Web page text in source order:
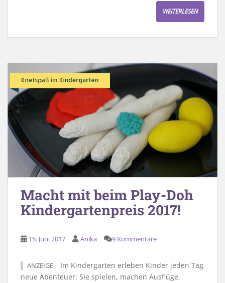
WEITERLESEN
Macht mit beim Play-Doh
Kindergartenpreis 2017!
15. Juni 2017 Anika 9 Kommentare
ANZEIGE
Im Kindergarten erleben Kinder jeden Tag
neue Abenteuer: Sie spielen, machen Ausflüge,